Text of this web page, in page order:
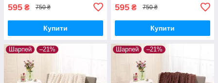
595 ₴ 750 ₴
Купити
595 ₴ 750 ₴
Купити
Шарпей –21% Шарпей –21%